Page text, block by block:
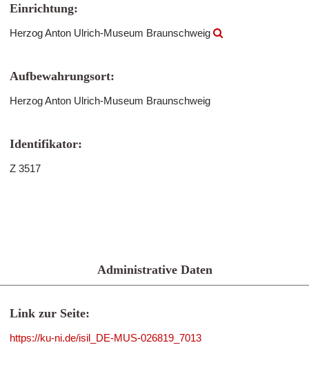
Einrichtung:
Herzog Anton Ulrich-Museum Braunschweig
Aufbewahrungsort:
Herzog Anton Ulrich-Museum Braunschweig
Identifikator:
Z 3517
Administrative Daten
Link zur Seite:
https://ku-ni.de/isil_DE-MUS-026819_7013